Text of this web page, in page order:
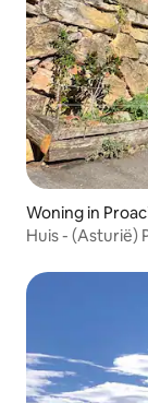
Woning in
Huis - (Asturië)